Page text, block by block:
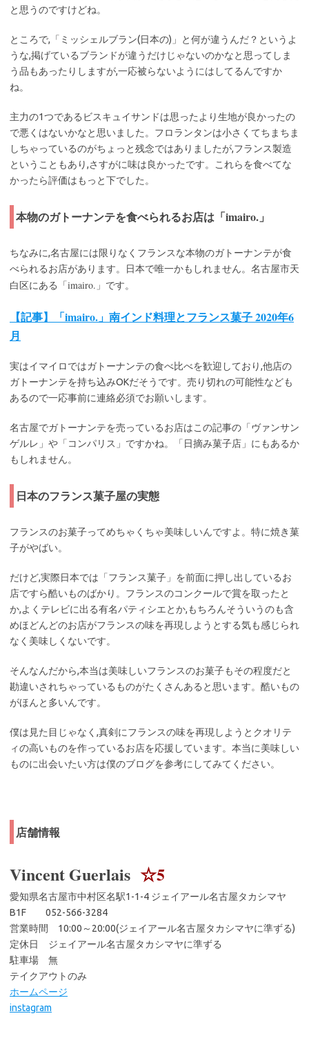
と思うのですけどね。
ところで,「ミッシェルブラン(日本の)」と何が違うんだ？というよ
うな,掲げているブランドが違うだけじゃないのかなと思ってしま
う品もあったりしますが,一応被らないようにはしてるんですか
ね。
主力の1つであるビスキュイサンドは思ったより生地が良かったの
で悪くはないかなと思いました。フロランタンは小さくてちまちま
しちゃっているのがちょっと残念ではありましたが,フランス製造
ということもあり,さすがに味は良かったです。これらを食べてな
かったら評価はもっと下でした。
本物のガトーナンテを食べられるお店は「imairo.」
ちなみに,名古屋には限りなくフランスな本物のガトーナンテが食
べられるお店があります。日本で唯一かもしれません。名古屋市天
白区にある「imairo. 」です。
【記事】「imairo.」南インド料理とフランス菓子 2020年6
月
実はイマイロではガトーナンテの食べ比べを歓迎しており,他店の
ガトーナンテを持ち込みOKだそうです。売り切れの可能性なども
あるので一応事前に連絡必須でお願いします。
名古屋でガトーナンテを売っているお店はこの記事の「ヴァンサン
ゲルレ」や「コンパリス」ですかね。「日摘み菓子店」にもあるか
もしれません。
日本のフランス菓子屋の実態
フランスのお菓子ってめちゃくちゃ美味しいんですよ。特に焼き菓
子がやばい。
だけど,実際日本では「フランス菓子」を前面に押し出しているお
店ですら酷いものばかり。フランスのコンクールで賞を取ったと
か,よくテレビに出る有名パティシエとか,もちろんそういうのも含
めほどんどのお店がフランスの味を再現しようとする気も感じられ
なく美味しくないです。
そんなんだから,本当は美味しいフランスのお菓子もその程度だと
勘違いされちゃっているものがたくさんあると思います。酷いもの
がほんと多いんです。
僕は見た目じゃなく,真剣にフランスの味を再現しようとクオリテ
ィの高いものを作っているお店を応援しています。本当に美味しい
ものに出会いたい方は僕のブログを参考にしてみてください。
店舗情報
Vincent Guerlais ☆5
愛知県名古屋市中村区名駅1-1-4 ジェイアール名古屋タカシマヤ
B1F 052-566-3284
営業時間 10:00～20:00(ジェイアール名古屋タカシマヤに準ずる)
定休日 ジェイアール名古屋タカシマヤに準ずる
駐車場 無
テイクアウトのみ
ホームページ
instagram